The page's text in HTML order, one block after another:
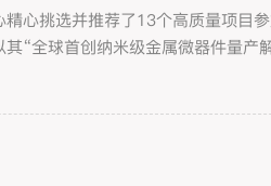
心挑选并推荐了13个高质量项目
“全球首创纳米级金属微器件量